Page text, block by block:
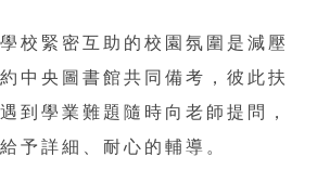
校緊密互助的校園氛圍是減壓
中央圖書館共同備考，彼此扶
到學業難題隨時向老師提問，
予詳細、耐心的輔導。